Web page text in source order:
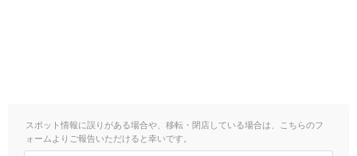
スポット情報に誤りがある場合や、移転・閉店している場合は、こちらのフ
ォームよりご報告いただけると幸いです。